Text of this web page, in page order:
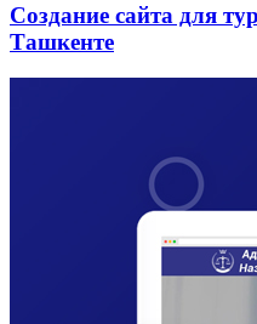
Создание сайта для
Ташкенте